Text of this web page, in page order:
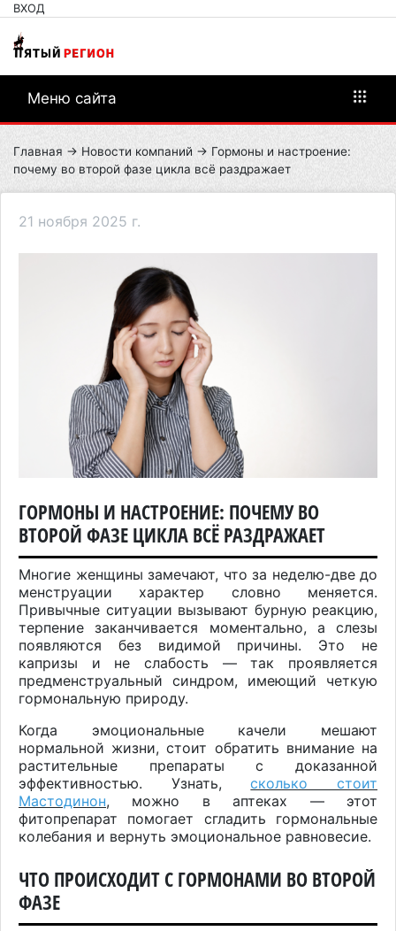
ВХОД
Меню сайта
Главная → Новости компаний → Гормоны и настроение:
почему во второй фазе цикла всё раздражает
21 ноября 2025 г.
ГОРМОНЫ И НАСТРОЕНИЕ: ПОЧЕМУ ВО
ВТОРОЙ ФАЗЕ ЦИКЛА ВСЁ РАЗДРАЖАЕТ
Многие женщины замечают, что за неделю-две до
менструации характер словно меняется.
Привычные ситуации вызывают бурную реакцию,
терпение заканчивается моментально, а слезы
появляются без видимой причины. Это не
капризы и не слабость — так проявляется
предменструальный синдром, имеющий четкую
гормональную природу.
Когда эмоциональные качели мешают
нормальной жизни, стоит обратить внимание на
растительные препараты с доказанной
эффективностью. Узнать,сколько стоит
Мастодинон, можно в аптеках — этот
фитопрепарат помогает сгладить гормональные
колебания и вернуть эмоциональное равновесие.
ЧТО ПРОИСХОДИТ С ГОРМОНАМИ ВО ВТОРОЙ
ФАЗЕ